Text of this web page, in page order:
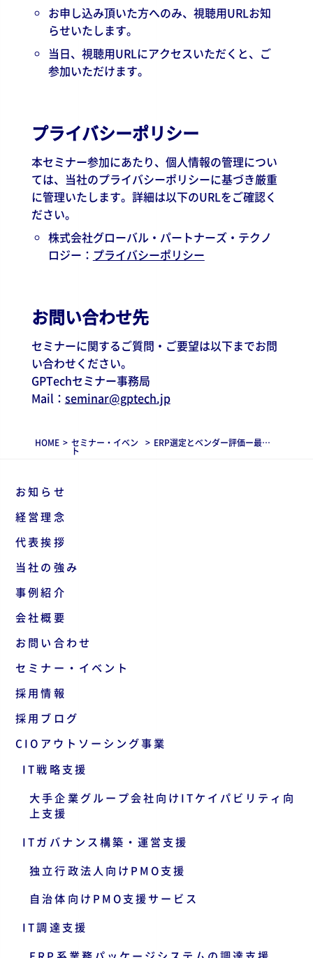
お申し込み頂いた方へのみ、視聴用URLお知
らせいたします。
当日、視聴用URLにアクセスいただくと、ご
参加いただけます。
プライバシーポリシー
本セミナー参加にあたり、個人情報の管理につい
ては、当社のプライバシーポリシーに基づき厳重
に管理いたします。詳細は以下のURLをご確認く
ださい。
株式会社グローバル・パートナーズ・テクノ
ロジー： プライバシーポリシー
お問い合わせ先
セミナーに関するご質問・ご要望は以下までお問
い合わせください。
GPTechセミナー事務局
Mail： seminar@gptech.jp
HOME > セミナー・イベン
ト
> ERP選定とベンダー評価ー最適なERPを選ぶための観点やコツを伝授ー
お知らせ
経営理念
代表挨拶
当社の強み
事例紹介
会社概要
お問い合わせ
セミナー・イベント
採用情報
採用ブログ
CIOアウトソーシング事業
IT戦略支援
大手企業グループ会社向けITケイパビリティ向
上支援
ITガバナンス構築・運営支援
独立行政法人向けPMO支援
自治体向けPMO支援サービス
IT調達支援